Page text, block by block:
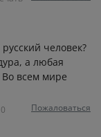
человек?
а любая
Во всем мире
0 Пожаловаться